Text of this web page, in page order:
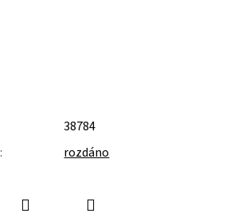
38784
: rozdáno